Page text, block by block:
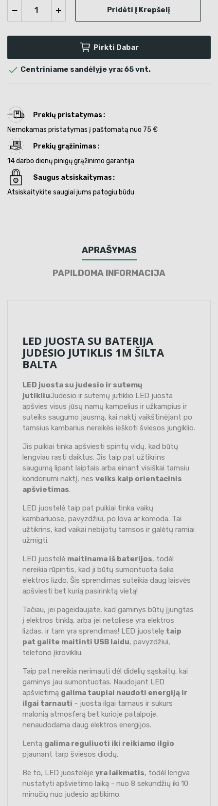
Pridėti Į Krepšelį
Pirkti Dabar
 Centriniame sandėlyje yra: 65 vnt.
Prekių pristatymas
Nemokamas pristatymas į paštomatą nuo 75 €
Prekių grąžinimas
14 darbo dienų pinigų grąžinimo garantija
Saugus atsiskaitymas
Atsiskaitykite saugiai jums patogiu būdu
APRAŠYMAS
PAPILDOMA INFORMACIJA
LED JUOSTA SU BATERIJA
JUDESIO JUTIKLIS 1M ŠILTA
BALTA
LED juosta su judesio ir sutemų
jutikliuJudesio ir sutemų jutiklio LED juosta
apšvies visus jūsų namų kampelius ir užkampius ir
suteiks saugumo jausmą, kai naktį vaikštinėjant po
tamsius kambarius nereikės ieškoti šviesos jungiklio.
Jis puikiai tinka apšviesti spintų vidų, kad būtų
lengviau rasti daiktus. Jis taip pat užtikrins
saugumą lipant laiptais arba einant visiškai tamsiu
koridoriumi naktį, nes veiks kaip orientacinis
apšvietimas.
LED juostelė taip pat puikiai tinka vaikų
kambariuose, pavyzdžiui, po lova ar komoda. Tai
užtikrins, kad vaikai nebijotų tamsos ir galėtų ramiai
užmigti.
LED juostelė maitinama iš baterijos, todėl
nereikia rūpintis, kad ji būtų sumontuota šalia
elektros lizdo. Šis sprendimas suteikia daug laisvės
apšviesti bet kurią pasirinktą vietą!
Tačiau, jei pageidaujate, kad gaminys būtų įjungtas
į elektros tinklą, arba jei netoliese yra elektros
lizdas, ir tam yra sprendimas! LED juostelę taip
pat galite maitinti USB laidu, pavyzdžiui,
telefono įkrovikliu.
Taip pat nereikia nerimauti dėl didelių sąskaitų, kai
gaminys jau sumontuotas. Naudojant LED
apšvietimą galima taupiai naudoti energiją ir
ilgai tarnauti - juosta ilgai tarnaus ir sukurs
malonią atmosferą bet kurioje patalpoje,
nenaudodama daug elektros energijos.
Lentą galima reguliuoti iki reikiamo ilgio
pjaunant tarp šviesos diodų.
Be to, LED juostelėje yra laikmatis, todėl lengva
nustatyti apšvietimo laiką - nuo 8 sekundžių iki 10
minučių nuo judesio aptikimo.